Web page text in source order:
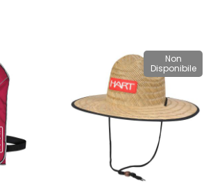
Non
Disponibile